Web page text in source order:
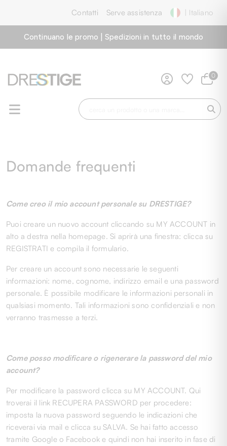
Contatti Serve assistenza | Italiano
Continuano le promo | Spedizioni in tutto il mondo
0
Domande frequenti
Come creo il mio account personale su DRESTIGE?
Puoi creare un nuovo account cliccando su MY ACCOUNT in
alto a destra nella homepage. Si aprirà una finestra: clicca su
REGISTRATI e compila il formulario.
Per creare un account sono necessarie le seguenti
informazioni: nome, cognome, indirizzo email e una password
personale. È possibile modificare le informazioni personali in
qualsiasi momento. Tali informazioni sono confidenziali e non
verranno trasmesse a terzi.
Come posso modificare o rigenerare la password del mio
account?
Per modificare la password clicca su MY ACCOUNT. Qui
troverai il link RECUPERA PASSWORD per procedere:
imposta la nuova password seguendo le indicazioni che
riceverai via mail e clicca su SALVA. Se hai fatto accesso
tramite Google o Facebook e quindi non hai inserito in fase di